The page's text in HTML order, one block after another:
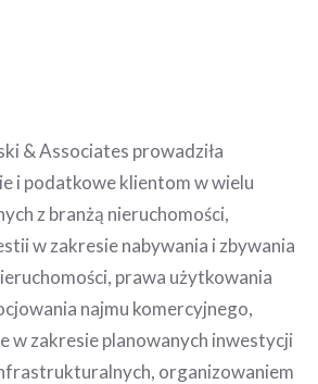
& Associates prowadziła
i podatkowe klientom w wielu
z branżą nieruchomości,
w zakresie nabywania i zbywania
prawa użytkowania
najmu komercyjnego,
w zakresie planowanych inwestycji
organizowaniem